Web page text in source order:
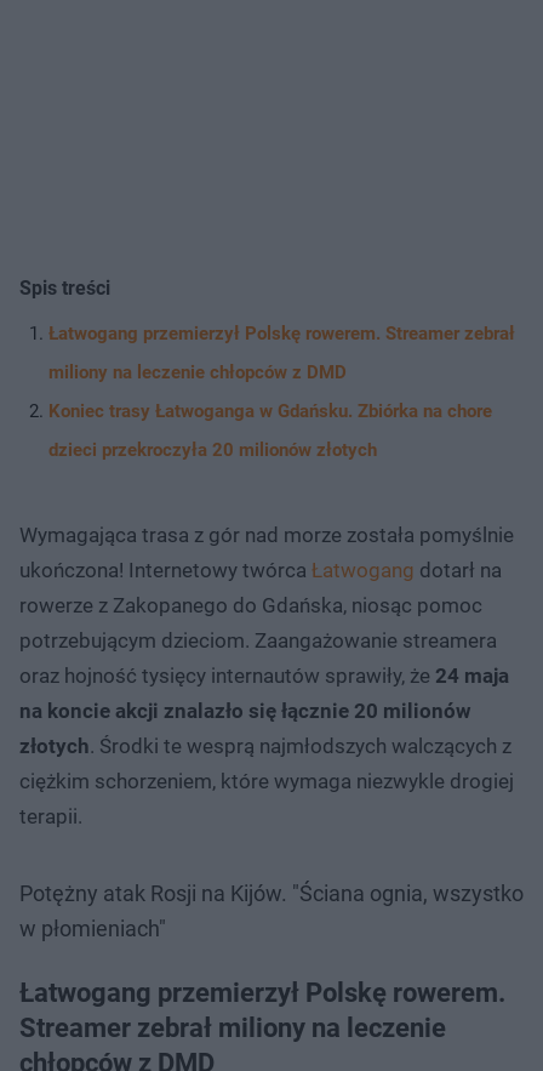
Spis treści
Łatwogang przemierzył Polskę rowerem. Streamer zebrał
miliony na leczenie chłopców z DMD
Koniec trasy Łatwoganga w Gdańsku. Zbiórka na chore
dzieci przekroczyła 20 milionów złotych
Wymagająca trasa z gór nad morze została pomyślnie
ukończona! Internetowy twórca Łatwogang dotarł na
rowerze z Zakopanego do Gdańska, niosąc pomoc
potrzebującym dzieciom. Zaangażowanie streamera
oraz hojność tysięcy internautów sprawiły, że 24 maja
na koncie akcji znalazło się łącznie 20 milionów
złotych. Środki te wesprą najmłodszych walczących z
ciężkim schorzeniem, które wymaga niezwykle drogiej
terapii.
Potężny atak Rosji na Kijów. "Ściana ognia, wszystko
w płomieniach"
Łatwogang przemierzył Polskę rowerem.
Streamer zebrał miliony na leczenie
chłopców z DMD